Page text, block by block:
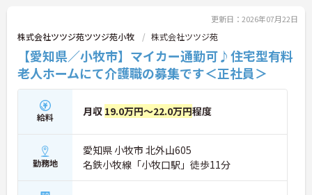
更新日：2026年07月22日
株式会社ツツジ苑ツツジ苑小牧 株式会社ツツジ苑
【愛知県／小牧市】マイカー通勤可♪住宅型有料
老人ホームにて介護職の募集です＜正社員＞
給料 月収 19.0万円～22.0万円程度
勤務地
愛知県 小牧市 北外山605
名鉄小牧線「小牧口駅」徒歩11分